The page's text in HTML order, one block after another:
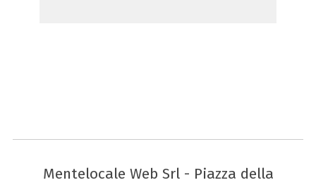
Mentelocale Web Srl - Piazza della